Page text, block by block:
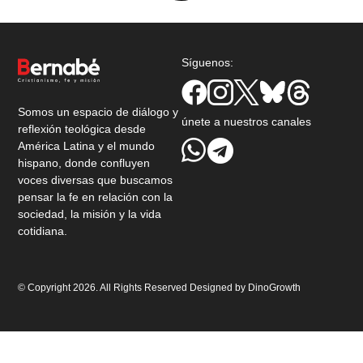
Somos un espacio de diálogo y
reflexión teológica desde
América Latina y el mundo
hispano, donde confluyen
voces diversas que buscamos
pensar la fe en relación con la
sociedad, la misión y la vida
cotidiana.
Síguenos:
únete a nuestros canales
© Copyright 2026. All Rights Reserved Designed by DinoGrowth